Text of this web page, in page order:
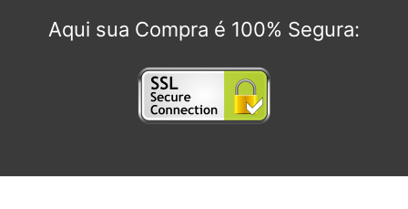
Aqui sua Compra é 100% Segura: